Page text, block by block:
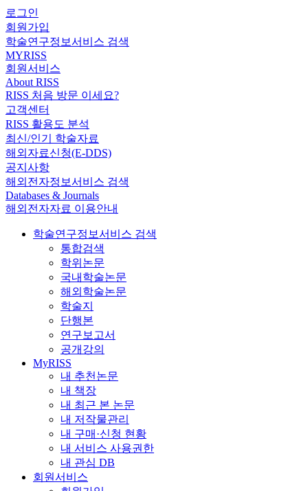
로그인
회원가입
학술연구정보서비스 검색
MYRISS
회원서비스
About RISS
RISS 처음 방문 이세요?
고객센터
RISS 활용도 분석
최신/인기 학술자료
해외자료신청(E-DDS)
공지사항
해외전자정보서비스 검색
Databases & Journals
해외전자자료 이용안내
학술연구정보서비스 검색
통합검색
학위논문
국내학술논문
해외학술논문
학술지
단행본
연구보고서
공개강의
MyRISS
내 추천논문
내 책장
내 최근 본 논문
내 저작물관리
내 구매·신청 현황
내 서비스 사용권한
내 관심 DB
회원서비스